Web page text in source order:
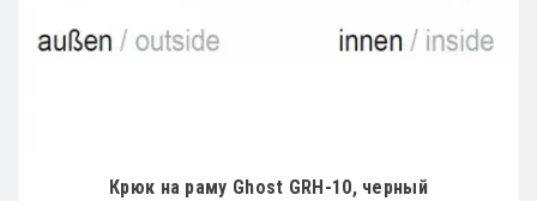
Крюк на раму Ghost GRH-10, черный